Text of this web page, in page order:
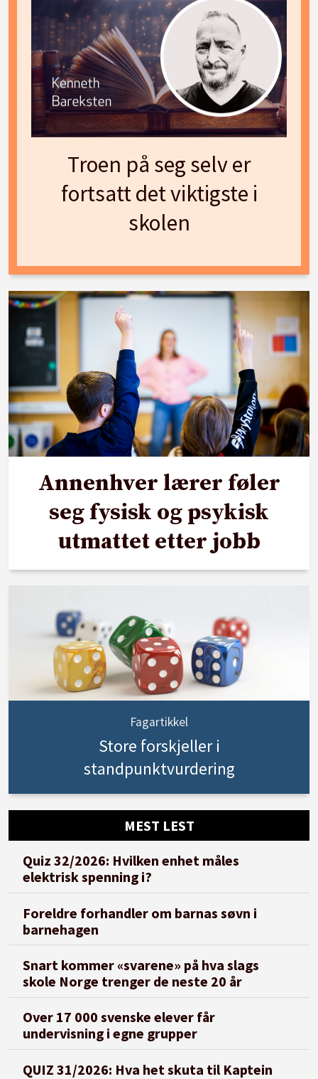
Troen på seg selv er
fortsatt det viktigste i
skolen
Annenhver lærer føler
seg fysisk og psykisk
utmattet etter jobb
Fagartikkel
Store forskjeller i
standpunktvurdering
MEST LEST
Quiz 32/2026: Hvilken enhet måles
elektrisk spenning i?
Foreldre forhandler om barnas søvn i
barnehagen
Snart kommer «svarene» på hva slags
skole Norge trenger de neste 20 år
Over 17 000 svenske elever får
undervisning i egne grupper
QUIZ 31/2026: Hva het skuta til Kaptein